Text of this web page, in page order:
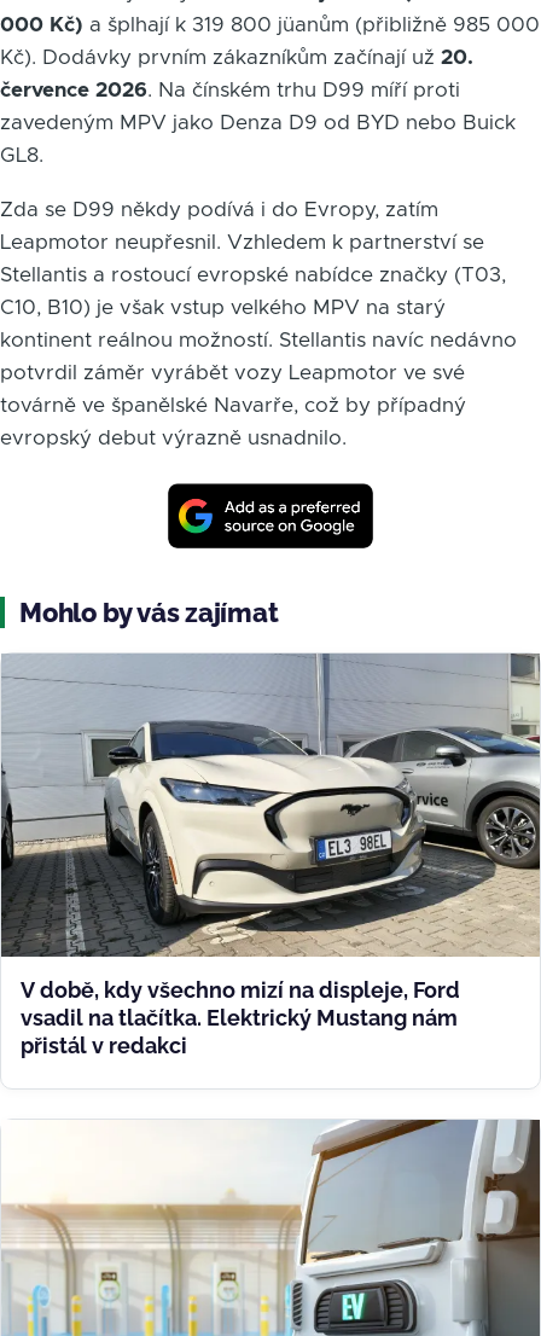
000 Kč) a šplhají k 319 800 jüanům (přibližně 985 000
Kč). Dodávky prvním zákazníkům začínají už 20.
července 2026. Na čínském trhu D99 míří proti
zavedeným MPV jako Denza D9 od BYD nebo Buick
GL8.
Zda se D99 někdy podívá i do Evropy, zatím
Leapmotor neupřesnil. Vzhledem k partnerství se
Stellantis a rostoucí evropské nabídce značky (T03,
C10, B10) je však vstup velkého MPV na starý
kontinent reálnou možností. Stellantis navíc nedávno
potvrdil záměr vyrábět vozy Leapmotor ve své
továrně ve španělské Navarře, což by případný
evropský debut výrazně usnadnilo.
Mohlo by vás zajímat
V době, kdy všechno mizí na displeje, Ford
vsadil na tlačítka. Elektrický Mustang nám
přistál v redakci